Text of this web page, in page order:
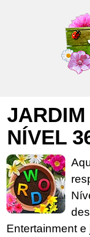
NÍVEL
Entertainment